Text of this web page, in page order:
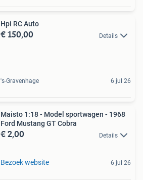
Hpi RC Auto
€ 150,00 Details
's-Gravenhage 6 jul 26
Maisto 1:18 - Model sportwagen - 1968
Ford Mustang GT Cobra
€ 2,00 Details
Bezoek website 6 jul 26